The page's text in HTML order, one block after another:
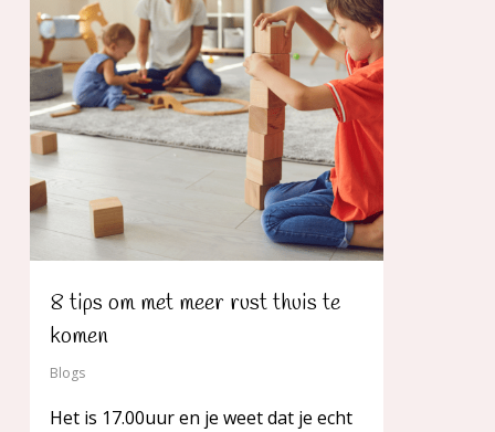
8 tips om met meer rust thuis te
komen
Blogs
Het is 17.00uur en je weet dat je echt